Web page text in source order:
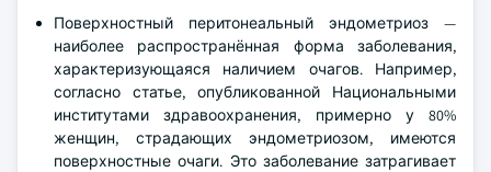
Поверхностный перитонеальный эндометриоз —
наиболее распространённая форма заболевания,
характеризующаяся наличием очагов. Например,
согласно статье, опубликованной Национальными
институтами здравоохранения, примерно у 80%
женщин, страдающих эндометриозом, имеются
поверхностные очаги. Это заболевание затрагивает